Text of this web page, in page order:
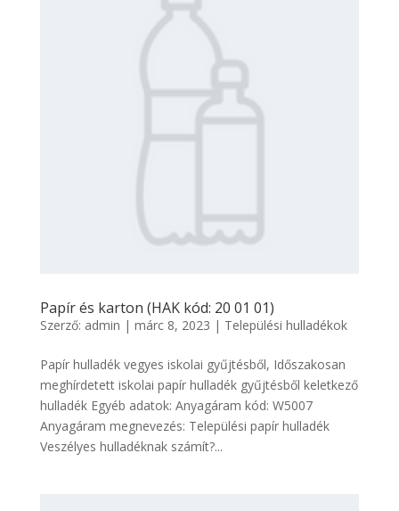
Papír és karton (HAK kód: 20 01 01)
Szerző: admin | márc 8, 2023 | Települési hulladékok
Papír hulladék vegyes iskolai gyűjtésből, Időszakosan
meghírdetett iskolai papír hulladék gyűjtésből keletkező
hulladék Egyéb adatok: Anyagáram kód: W5007
Anyagáram megnevezés: Települési papír hulladék
Veszélyes hulladéknak számít?...